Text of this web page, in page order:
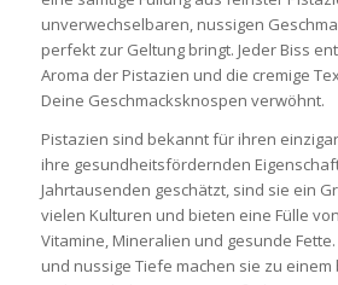
unverwechselbaren, nussigen
perfekt zur Geltung bringt. Jeder Biss
Aroma der Pistazien und die cremige
Deine Geschmacksknospen verwöhnt.
Pistazien sind bekannt für ihren
ihre gesundheitsfördernden
Jahrtausenden geschätzt, sind sie ein
vielen Kulturen und bieten eine Fülle
Vitamine, Mineralien und gesunde
und nussige Tiefe machen sie zu